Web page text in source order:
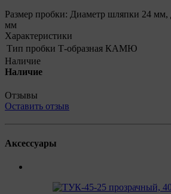
Размер пробки: Диаметр шляпки 24
мм
Характеристики
Тип пробки Т-образная КАМЮ
Наличие
Наличие
Отзывы
Оставить отзыв
Аксессуары